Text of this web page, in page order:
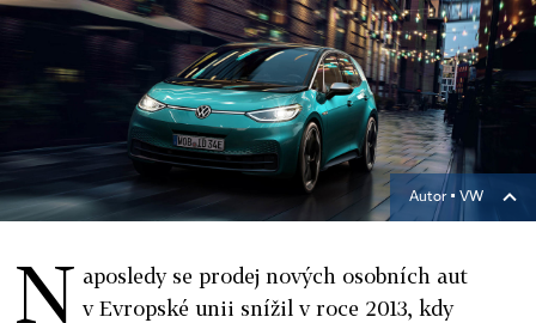
Autor ▪ VW
N aposledy se prodej nových osobních aut
v Evropské unii snížil v roce 2013, kdy